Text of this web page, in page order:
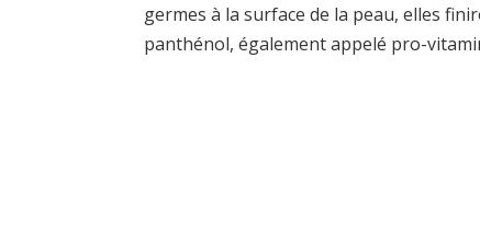
germes à la surface de la peau, elles
panthénol, également appelé pro-